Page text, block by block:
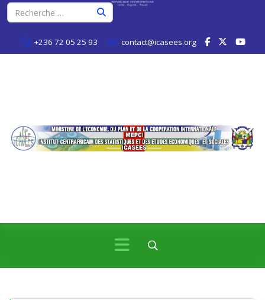
+236 72 05 25 93 contact@icasees.org